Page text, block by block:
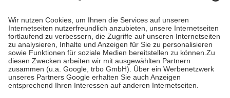
höchstens zehn Euro.
Es sind jedoch nie mehr als die tatsächlichen
Kosten der Leistung zu entrichten.
Diese Regeln gelten grundsätzlich auch für Online-Apotheken.
Bei Heilmitteln und häuslicher Krankenpflege beträgt die
Zuzahlung zehn Prozent der Kosten sowie zehn Euro je
Verordnung.
Um das Engagement der Versicherten für ihre eigene Gesundheit zu
stärken und die besondere Stellung der Familie zu unterstützen,